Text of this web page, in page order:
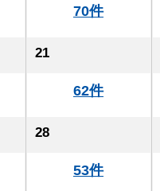
70件
21
62件
28
53件